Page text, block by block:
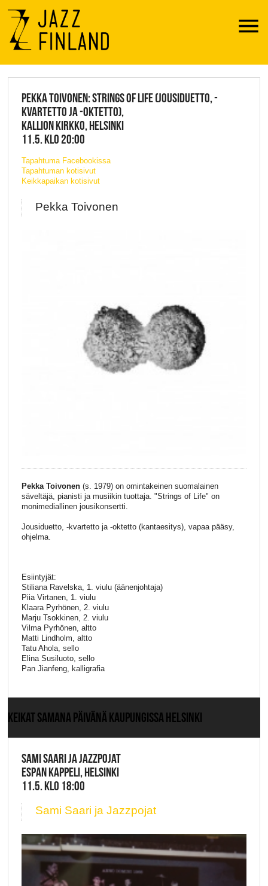
Menu
JAZZ FINLAND LIVE
PEKKA TOIVONEN: STRINGS OF LIFE (JOUSIDUETTO, -
KVARTETTO JA -OKTETTO),
KALLION KIRKKO, HELSINKI
11.5. KLO 20:00
Tapahtuma Facebookissa
Tapahtuman kotisivut
Keikkapaikan kotisivut
Pekka Toivonen
Pekka Toivonen(s. 1979) on omintakeinen suomalainen
säveltäjä, pianisti ja musiikin tuottaja. "Strings of Life" on
monimediallinen jousikonsertti.
Jousiduetto, -kvartetto ja -oktetto (kantaesitys), vapaa pääsy,
ohjelma.
Esiintyjät:
Stiliana Ravelska, 1. viulu (äänenjohtaja)
Piia Virtanen, 1. viulu
Klaara Pyrhönen, 2. viulu
Marju Tsokkinen, 2. viulu
Vilma Pyrhönen, altto
Matti Lindholm, altto
Tatu Ahola, sello
Elina Susiluoto, sello
Pan Jianfeng, kalligrafia
KEIKAT SAMANA PÄIVÄNÄ KAUPUNGISSA HELSINKI
SAMI SAARI JA JAZZPOJAT
ESPAN KAPPELI, HELSINKI
11.5. KLO 18:00
Sami Saari ja Jazzpojat